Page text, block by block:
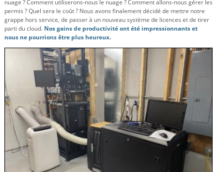
nuage ? Comment utiliserons-nous le nuage ? Comment allons-nous gérer les
permis ? Quel sera le coût ? Nous avons finalement décidé de mettre notre
grappe hors service, de passer à un nouveau système de licences et de tirer
parti du cloud. Nos gains de productivité ont été impressionnants et
nous ne pourrions être plus heureux.